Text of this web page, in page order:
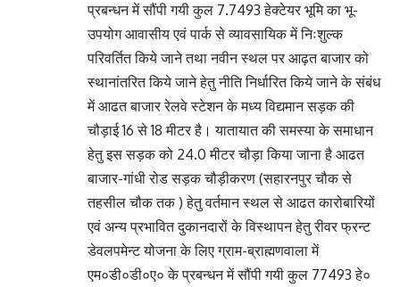
प्रबन्धन में सौंपी गयी कुल 7.7493 हेक्टेयर भूमि का भू-
उपयोग आवासीय एवं पार्क से व्यावसायिक में निःशुल्क
परिवर्तित किये जाने तथा नवीन स्थल पर आढ़त बाजार को
स्थानांतरित किये जाने हेतु नीति निर्धारित किये जाने के संबंध
में आढत बाजार रेलवे स्टेशन के मध्य विद्यमान सड़क की
चौड़ाई 16 से 18 मीटर है। यातायात की समस्या के समाधान
हेतु इस सड़क को 24.0 मीटर चौड़ा किया जाना है आढत
बाजार-गांधी रोड सड़क चौड़ीकरण (सहारनपुर चौक से
तहसील चौक तक ) हेतु वर्तमान स्थल से आढत कारोबारियों
एवं अन्य प्रभावित दुकानदारों के विस्थापन हेतु रीवर फ्रन्ट
डेवलपमेन्ट योजना के लिए ग्राम-ब्राह्मणवाला में
एम०डी०डी०ए० के प्रबन्धन में सौंपी गयी कुल 77493 हे०